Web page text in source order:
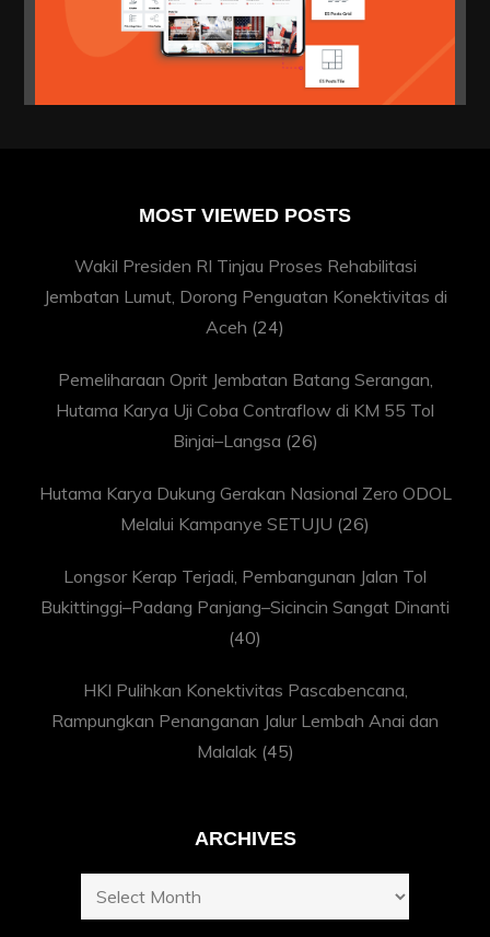
MOST VIEWED POSTS
Wakil Presiden RI Tinjau Proses Rehabilitasi
Jembatan Lumut, Dorong Penguatan Konektivitas di
Aceh (24)
Pemeliharaan Oprit Jembatan Batang Serangan,
Hutama Karya Uji Coba Contraflow di KM 55 Tol
Binjai–Langsa (26)
Hutama Karya Dukung Gerakan Nasional Zero ODOL
Melalui Kampanye SETUJU (26)
Longsor Kerap Terjadi, Pembangunan Jalan Tol
Bukittinggi–Padang Panjang–Sicincin Sangat Dinanti
(40)
HKI Pulihkan Konektivitas Pascabencana,
Rampungkan Penanganan Jalur Lembah Anai dan
Malalak (45)
ARCHIVES
Archives